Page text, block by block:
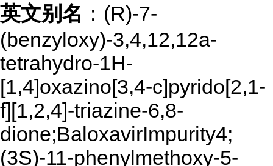
英文别名 ：(R)-7-
(benzyloxy)-3,4,12,12a-
tetrahydro-1H-
[1,4]oxazino[3,4-c]pyrido[2,1-
f][1,2,4]-triazine-6,8-
dione;BaloxavirImpurity4;
(3S)-11-phenylmethoxy-5-